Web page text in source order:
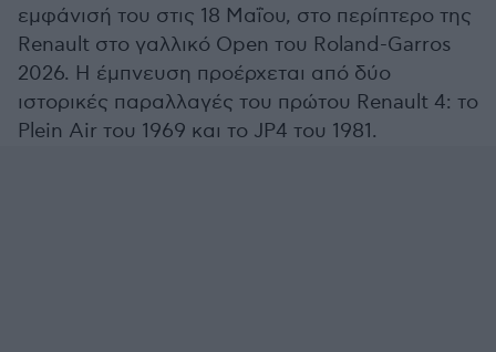
εμφάνισή του στις 18 Μαΐου, στο περίπτερο της
Renault στο γαλλικό Open του Roland-Garros
2026. Η έμπνευση προέρχεται από δύο
ιστορικές παραλλαγές του πρώτου Renault 4: το
Plein Air του 1969 και το JP4 του 1981.